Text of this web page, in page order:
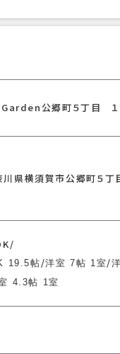
公郷町５丁目 １
川県横須賀市公郷町５丁
19.5帖 /洋室 7帖 1室 /
4.3帖 1室